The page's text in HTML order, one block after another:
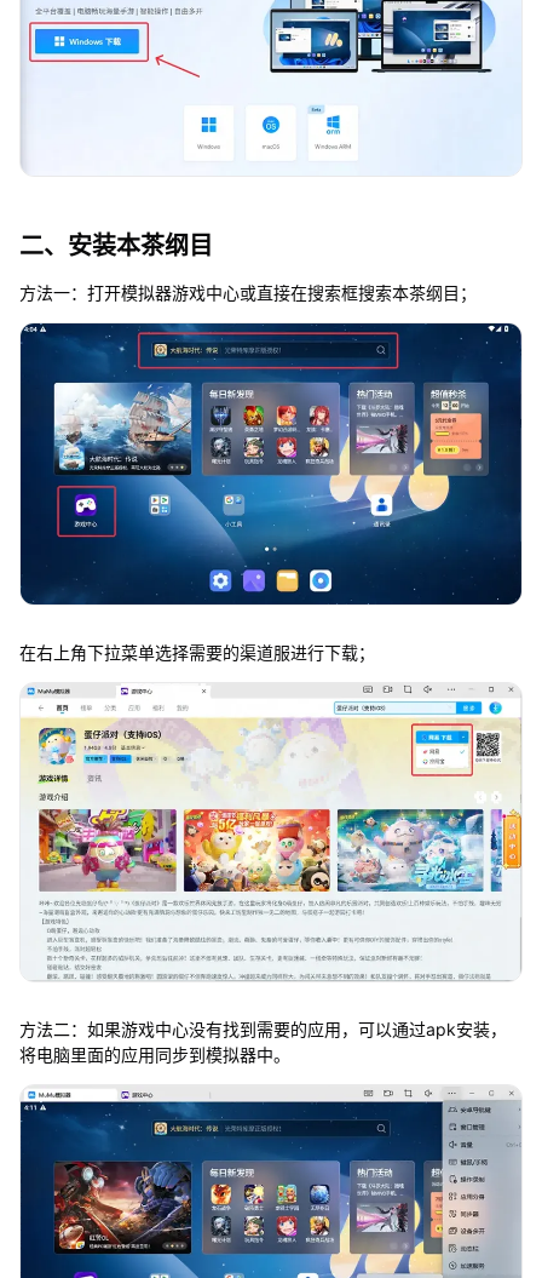
二、安装本茶纲目
方法一：打开模拟器游戏中心或直接在搜索框搜索本茶纲目；
在右上角下拉菜单选择需要的渠道服进行下载；
方法二：如果游戏中心没有找到需要的应用，可以通过apk安装，
将电脑里面的应用同步到模拟器中。